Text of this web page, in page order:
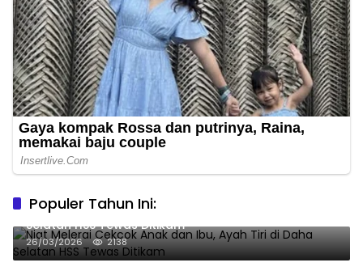
Populer Tahun Ini:
Niat Melerai Cekcok Anak dan Ibu, Ayah Tiri di Daha
Selatan HSS Tewas Ditikam
26/03/2026 2138